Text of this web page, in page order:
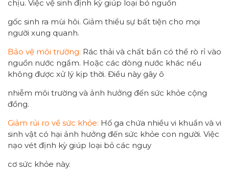
chịu. Việc vệ sinh định kỳ giúp loại bỏ nguồn
gốc sinh ra mùi hôi. Giảm thiểu sự bất tiện cho mọi
người xung quanh.
Bảo vệ môi trường: Rác thải và chất bẩn có thể rò rỉ vào
nguồn nước ngầm. Hoặc các dòng nước khác nếu
không được xử lý kịp thời. Điều này gây ô
nhiễm môi trường và ảnh hưởng đến sức khỏe cộng
đồng.
Giảm rủi ro về sức khỏe: Hố ga chứa nhiều vi khuẩn và vi
sinh vật có hại ảnh hưởng đến sức khỏe con người. Việc
nạo vét định kỳ giúp loại bỏ các nguy
cơ sức khỏe này.